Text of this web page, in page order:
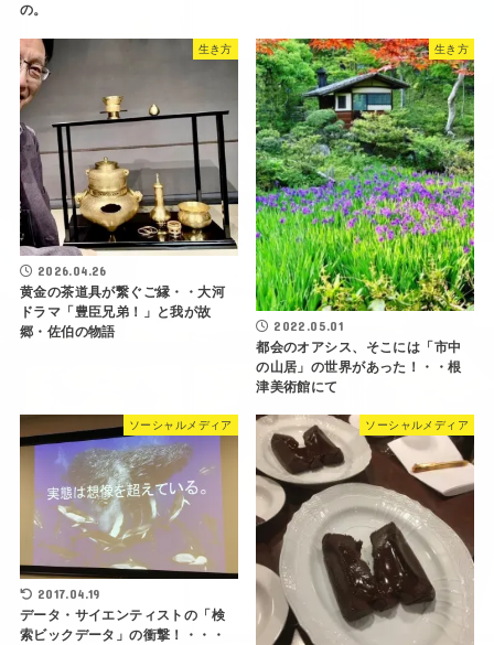
の。
生き方
2026.04.26
黄金の茶道具が繋ぐご縁・・大河
ドラマ「豊臣兄弟！」と我が故
郷・佐伯の物語
生き方
2022.05.01
都会のオアシス、そこには「市中
の山居」の世界があった！・・根
津美術館にて
ソーシャルメディア
2017.04.19
データ・サイエンティストの「検
索ビックデータ」の衝撃！・・・
ソーシャルメディア